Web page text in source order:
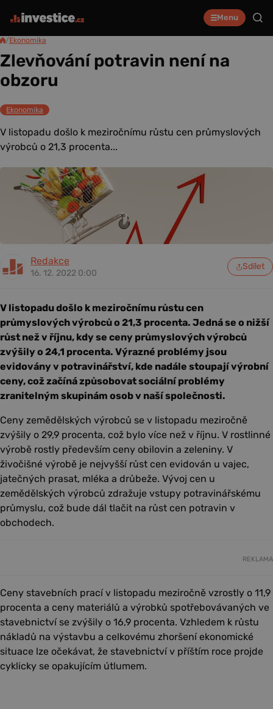
Menu
/Ekonomika
Zlevňování potravin není na
obzoru
Ekonomika
V listopadu došlo k meziročnímu růstu cen průmyslových
výrobců o 21,3 procenta...
Redakce
16. 12. 2022 0:00
Sdílet
V listopadu došlo k meziročnímu růstu cen
průmyslových výrobců o 21,3 procenta. Jedná se o nižší
růst než v říjnu, kdy se ceny průmyslových výrobců
zvýšily o 24,1 procenta. Výrazné problémy jsou
evidovány v potravinářství, kde nadále stoupají výrobní
ceny, což začíná způsobovat sociální problémy
zranitelným skupinám osob v naší společnosti.
Ceny zemědělských výrobců se v listopadu meziročně
zvýšily o 29,9 procenta, což bylo více než v říjnu. V rostlinné
výrobě rostly především ceny obilovin a zeleniny. V
živočišné výrobě je nejvyšší růst cen evidován u vajec,
jatečných prasat, mléka a drůbeže. Vývoj cen u
zemědělských výrobců zdražuje vstupy potravinářskému
průmyslu, což bude dál tlačit na růst cen potravin v
obchodech.
REKLAMA
Ceny stavebních prací v listopadu meziročně vzrostly o 11,9
procenta a ceny materiálů a výrobků spotřebovávaných ve
stavebnictví se zvýšily o 16,9 procenta. Vzhledem k růstu
nákladů na výstavbu a celkovému zhoršení ekonomické
situace lze očekávat, že stavebnictví v příštím roce projde
cyklicky se opakujícím útlumem.